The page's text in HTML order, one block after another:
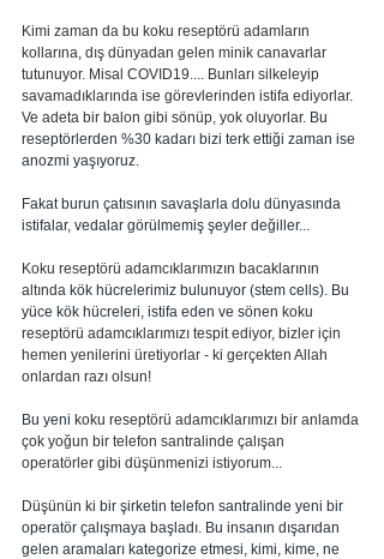
Kimi zaman da bu koku reseptörü adamların
kollarına, dış dünyadan gelen minik canavarlar
tutunuyor. Misal COVID19.... Bunları silkeleyip
savamadıklarında ise görevlerinden istifa ediyorlar.
Ve adeta bir balon gibi sönüp, yok oluyorlar. Bu
reseptörlerden %30 kadarı bizi terk ettiği zaman ise
anozmi yaşıyoruz.
Fakat burun çatısının savaşlarla dolu dünyasında
istifalar, vedalar görülmemiş şeyler değiller...
Koku reseptörü adamcıklarımızın bacaklarının
altında kök hücrelerimiz bulunuyor (stem cells). Bu
yüce kök hücreleri, istifa eden ve sönen koku
reseptörü adamcıklarımızı tespit ediyor, bizler için
hemen yenilerini üretiyorlar - ki gerçekten Allah
onlardan razı olsun!
Bu yeni koku reseptörü adamcıklarımızı bir anlamda
çok yoğun bir telefon santralinde çalışan
operatörler gibi düşünmenizi istiyorum...
Düşünün ki bir şirketin telefon santralinde yeni bir
operatör çalışmaya başladı. Bu insanın dışarıdan
gelen aramaları kategorize etmesi, kimi, kime, ne